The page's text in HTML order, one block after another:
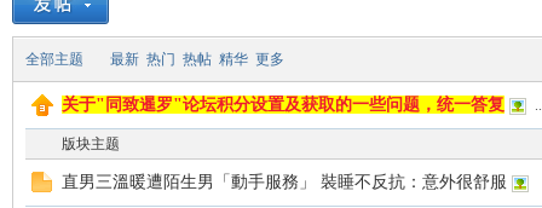
致
全部主题 最新 热门 热帖 精华 更多
关于"同致暹罗"论坛积分设置及获取的一些问题，统一答复
版块主题
直男三溫暖遭陌生男「動手服務」 裝睡不反抗：意外很舒服